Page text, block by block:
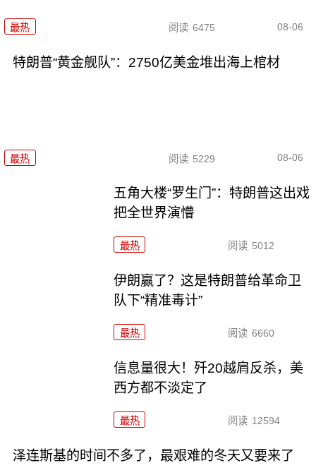
最热 阅读 6475 08-06
特朗普“黄金舰队”：2750亿美金堆出海上棺材
最热 阅读 5229 08-06
五角大楼“罗生门”：特朗普这出戏
把全世界演懵
最热 阅读 5012
伊朗赢了？这是特朗普给革命卫
队下“精准毒计”
最热 阅读 6660
信息量很大！歼20越肩反杀，美
西方都不淡定了
最热 阅读 12594
泽连斯基的时间不多了，最艰难的冬天又要来了